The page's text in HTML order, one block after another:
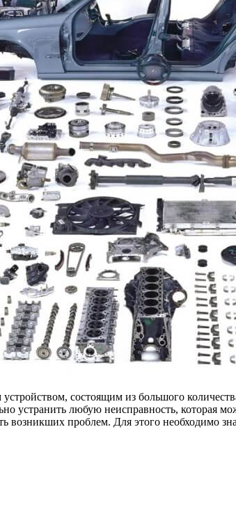
состоящим из большого
устранить любую неисправность,
возникших проблем. Для этого необходимо